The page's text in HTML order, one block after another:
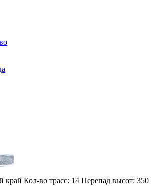
край Кол-во трасс: 14 Перепад высот: